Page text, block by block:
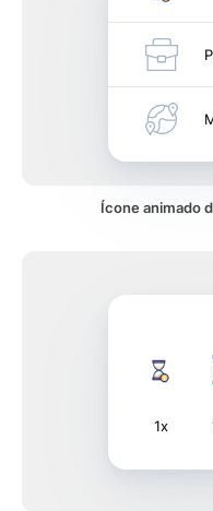
Ícone animado
1x